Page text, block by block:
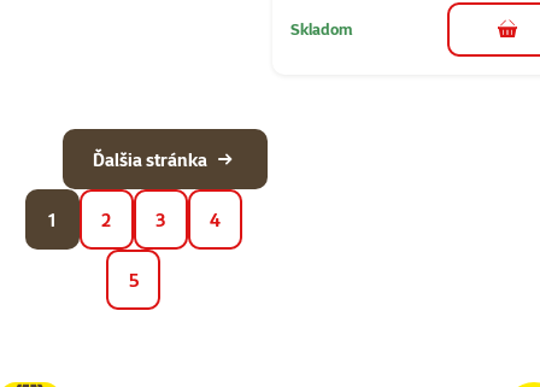
Skladom do
1 2 3 4
5
Ďalšia stránka